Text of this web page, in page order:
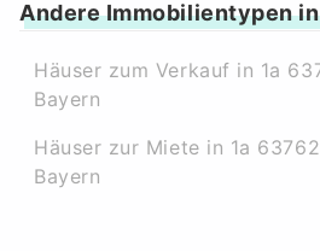
Andere Immobilientypen
Häuser zum Verkauf in 1a
Bayern
Häuser zur Miete in 1a
Bayern